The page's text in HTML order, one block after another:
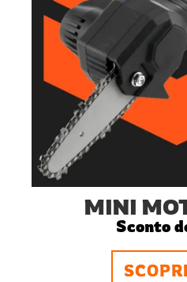
MINI
Sconto